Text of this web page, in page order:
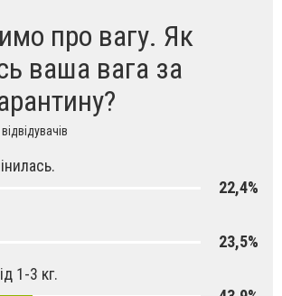
про вагу. Як
ваша вага за
22,4%
23,5%
1-3 кг.